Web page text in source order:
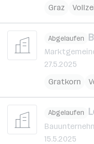
Graz
Abgelaufen
27.5.2025
Gratkorn
Abgelaufen
15.5.2025